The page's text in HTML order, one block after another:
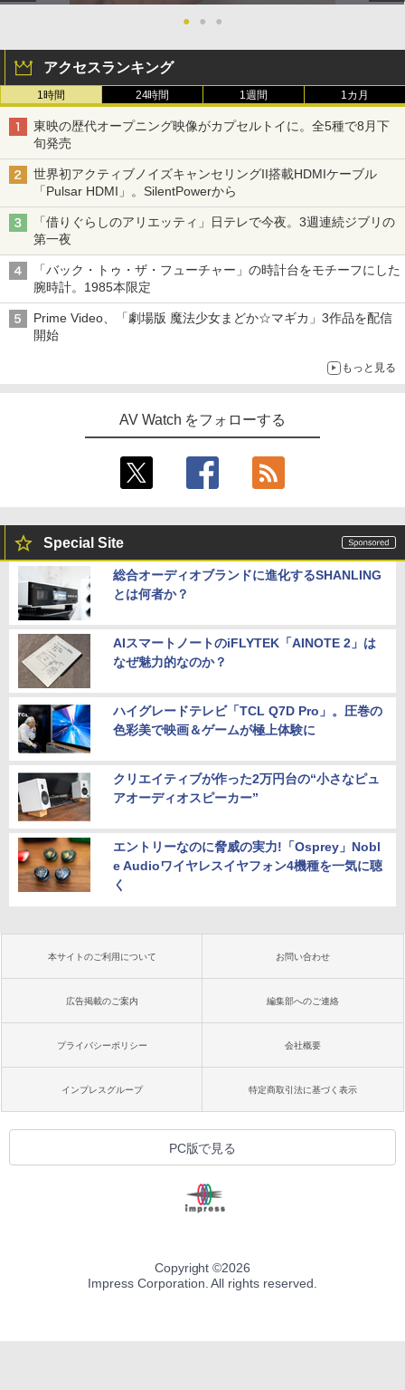
● ● ●
アクセスランキング
1時間 24時間 1週間 1カ月
東映の歴代オープニング映像がカプセルトイに。全5種で8月下
旬発売
世界初アクティブノイズキャンセリングII搭載HDMIケーブル
「Pulsar HDMI」。SilentPowerから
「借りぐらしのアリエッティ」日テレで今夜。3週連続ジブリの
第一夜
「バック・トゥ・ザ・フューチャー」の時計台をモチーフにした
腕時計。1985本限定
Prime Video、「劇場版 魔法少女まどか☆マギカ」3作品を配信
開始
もっと見る
AV Watch をフォローする
Special Site
総合オーディオブランドに進化するSHANLING
とは何者か？
AIスマートノートのiFLYTEK「AINOTE 2」は
なぜ魅力的なのか？
ハイグレードテレビ「TCL Q7D Pro」。圧巻の
色彩美で映画＆ゲームが極上体験に
クリエイティブが作った2万円台の“小さなピュ
アオーディオスピーカー”
エントリーなのに脅威の実力!「Osprey」Nobl
e Audioワイヤレスイヤフォン4機種を一気に聴
く
本サイトのご利用について お問い合わせ
広告掲載のご案内 編集部へのご連絡
プライバシーポリシー 会社概要
インプレスグループ 特定商取引法に基づく表示
PC版で見る
Copyright ©2026
Impress Corporation. All rights reserved.